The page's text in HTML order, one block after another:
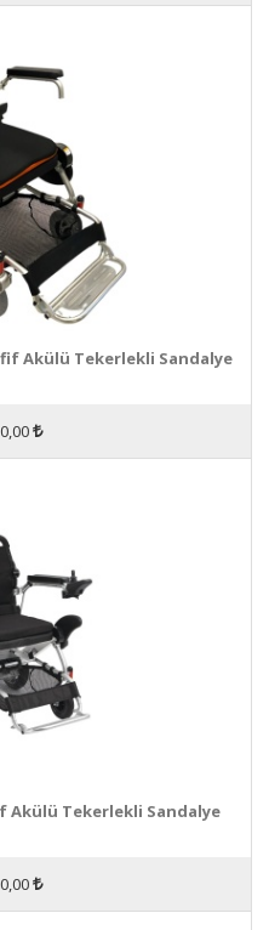
Akülü Tekerlekli Sandalye
Akülü Tekerlekli Sandalye